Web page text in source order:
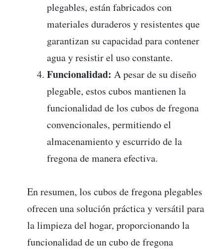
plegables, están fabricados con
materiales duraderos y resistentes que
garantizan su capacidad para contener
agua y resistir el uso constante.
Funcionalidad: A pesar de su diseño
plegable, estos cubos mantienen la
funcionalidad de los cubos de fregona
convencionales, permitiendo el
almacenamiento y escurrido de la
fregona de manera efectiva.
En resumen, los cubos de fregona plegables
ofrecen una solución práctica y versátil para
la limpieza del hogar, proporcionando la
funcionalidad de un cubo de fregona